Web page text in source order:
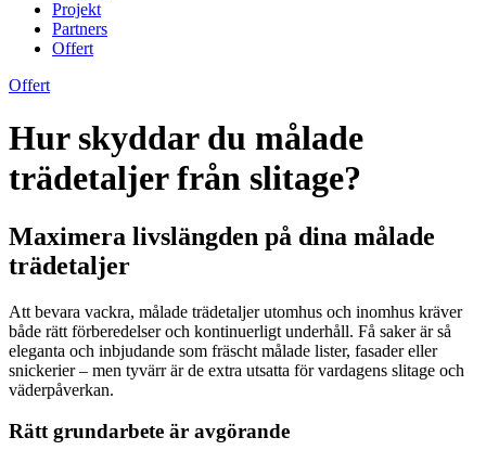
Projekt
Partners
Offert
Offert
Hur skyddar du målade
trädetaljer från slitage?
Maximera livslängden på dina målade
trädetaljer
Att bevara vackra, målade trädetaljer utomhus och inomhus kräver
både rätt förberedelser och kontinuerligt underhåll. Få saker är så
eleganta och inbjudande som fräscht målade lister, fasader eller
snickerier – men tyvärr är de extra utsatta för vardagens slitage och
väderpåverkan.
Rätt grundarbete är avgörande